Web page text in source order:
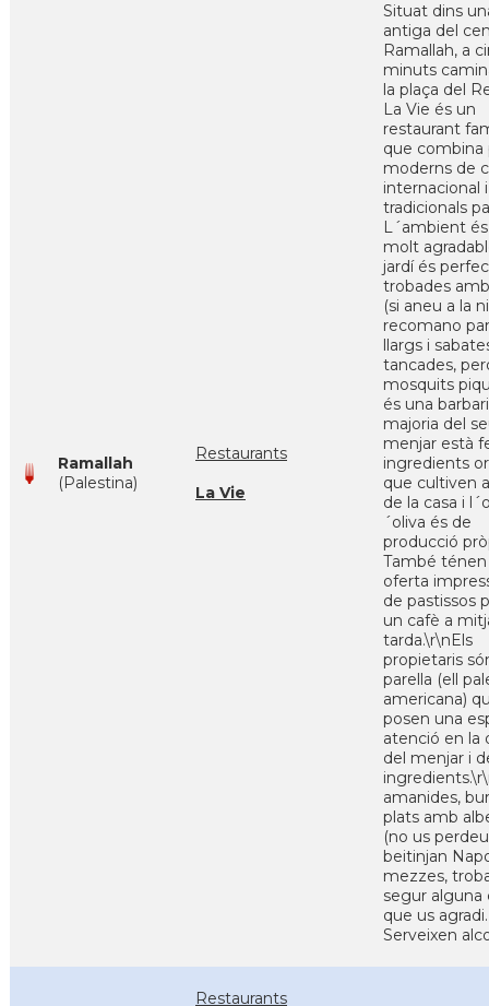
Ramallah
(Palestina)
Restaurants
La Vie
Situat dins
antiga del
Ramallah, a
minuts
la plaça del
La Vie és un
restaurant
que combina
moderns de
internacional i
tradicionals
L´ambient
molt
jardí és
trobades
(si aneu a la
recomano
llargs i
tancades,
mosquits
és una
majoria del
menjar està
ingredients
que cultiven
de la casa i
´oliva és de
producció
També
oferta
de pastissos
un cafè a
tarda.\r\nEls
propietaris
parella (ell
americana)
posen una
atenció en la
del menjar i
amanides,
plats amb
(no us
beitinjan
mezzes,
segur alguna
que us agradi.
Serveixen
Restaurants